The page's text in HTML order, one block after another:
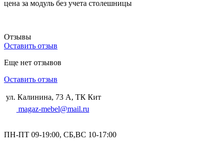
цена за модуль без учета столешницы
Отзывы
Оставить отзыв
Еще нет отзывов
Оставить отзыв
ул. Калинина, 73 А, ТК Кит
magaz-mebel@mail.ru
ПН-ПТ 09-19:00, СБ,ВС 10-17:00